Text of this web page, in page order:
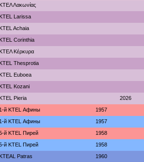
ΚΤΕΛ Λακωνίας
KTEL Larissa
KTEL Achaia
KTEL Corinthia
ΚΤΕΛ Κέρκυρα
KTEL Thesprotia
ΚΤΕL Euboea
ΚΤΕL Kozani
KTEL Pieria 2026
1-й KTEL Афины 1957
1-й KTEL Афины 1957
й KTEL Пирей 1958
й KTEL Пирей 1958
KTEAL Patras 1960